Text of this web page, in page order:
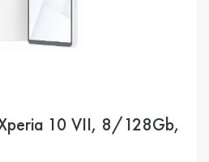
10 VII, 8/128Gb,